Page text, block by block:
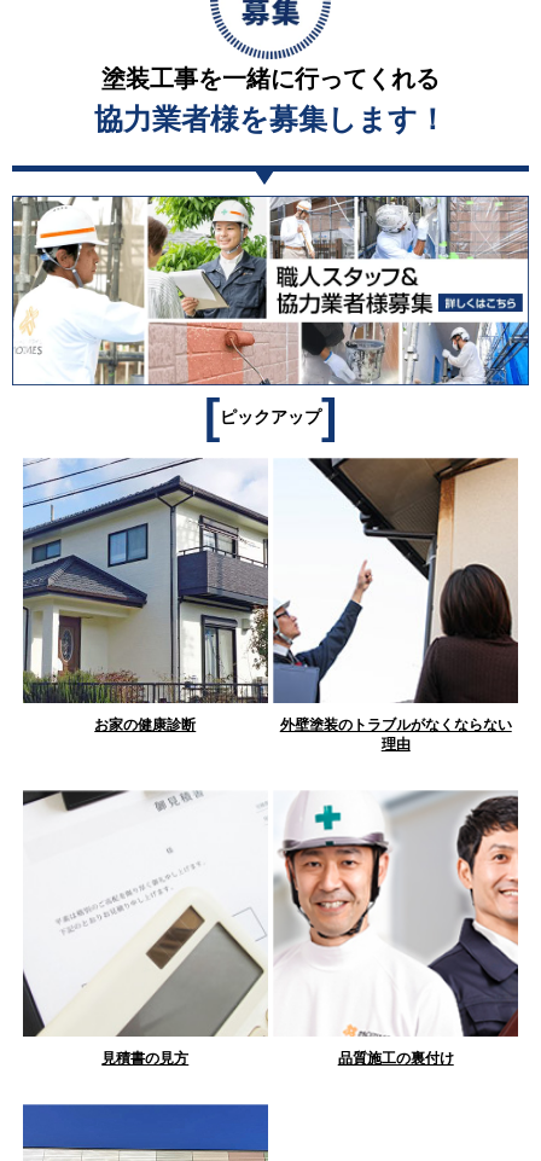
塗装工事を一緒に行ってくれる
協力業者様を募集します！
[ピックアップ]
お家の健康診断
外壁塗装のトラブルがなくならない
理由
見積書の見方 品質施工の裏付け